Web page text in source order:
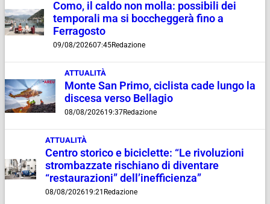
Como, il caldo non molla: possibili dei
temporali ma si boccheggerà fino a
Ferragosto
09/08/202607:45Redazione
ATTUALITÀ
Monte San Primo, ciclista cade lungo la
discesa verso Bellagio
08/08/202619:37Redazione
ATTUALITÀ
Centro storico e biciclette: “Le rivoluzioni
strombazzate rischiano di diventare
“restaurazioni” dell’inefficienza”
08/08/202619:21 Redazione